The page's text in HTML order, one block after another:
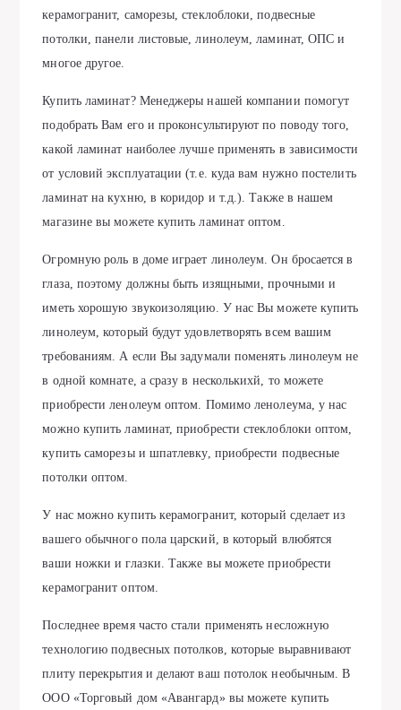
керамогранит, саморезы, стеклоблоки, подвесные
потолки, панели листовые, линолеум, ламинат, ОПС и
многое другое.
Купить ламинат? Менеджеры нашей компании помогут
подобрать Вам его и проконсультируют по поводу того,
какой ламинат наиболее лучше применять в зависимости
от условий эксплуатации (т.е. куда вам нужно постелить
ламинат на кухню, в коридор и т.д.). Также в нашем
магазине вы можете купить ламинат оптом.
Огромную роль в доме играет линолеум. Он бросается в
глаза, поэтому должны быть изящными, прочными и
иметь хорошую звукоизоляцию. У нас Вы можете купить
линолеум, который будут удовлетворять всем вашим
требованиям. А если Вы задумали поменять линолеум не
в одной комнате, а сразу в несколькихй, то можете
приобрести ленолеум оптом. Помимо ленолеума, у нас
можно купить ламинат, приобрести стеклоблоки оптом,
купить саморезы и шпатлевку, приобрести подвесные
потолки оптом.
У нас можно купить керамогранит, который сделает из
вашего обычного пола царский, в который влюбятся
ваши ножки и глазки. Также вы можете приобрести
керамогранит оптом.
Последнее время часто стали применять несложную
технологию подвесных потолков, которые выравнивают
плиту перекрытия и делают ваш потолок необычным. В
ООО «Торговый дом «Авангард» вы можете купить